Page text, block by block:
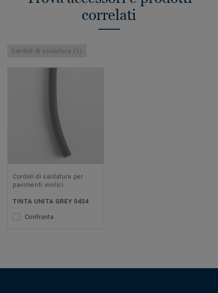
correlati
Cordoli di saldatura (1)
Cordoli di saldatura per
pavimenti vinilici
TINTA UNITA GREY 0454
Confronta